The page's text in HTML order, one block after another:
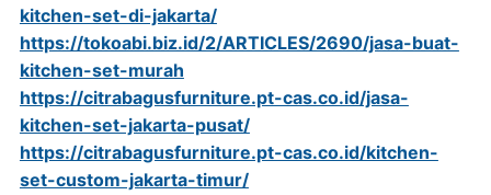
kitchen-set-di-jakarta/
https://tokoabi.biz.id/2/ARTICLES/2690/jasa-buat-
kitchen-set-murah
https://citrabagusfurniture.pt-cas.co.id/jasa-
kitchen-set-jakarta-pusat/
https://citrabagusfurniture.pt-cas.co.id/kitchen-
set-custom-jakarta-timur/